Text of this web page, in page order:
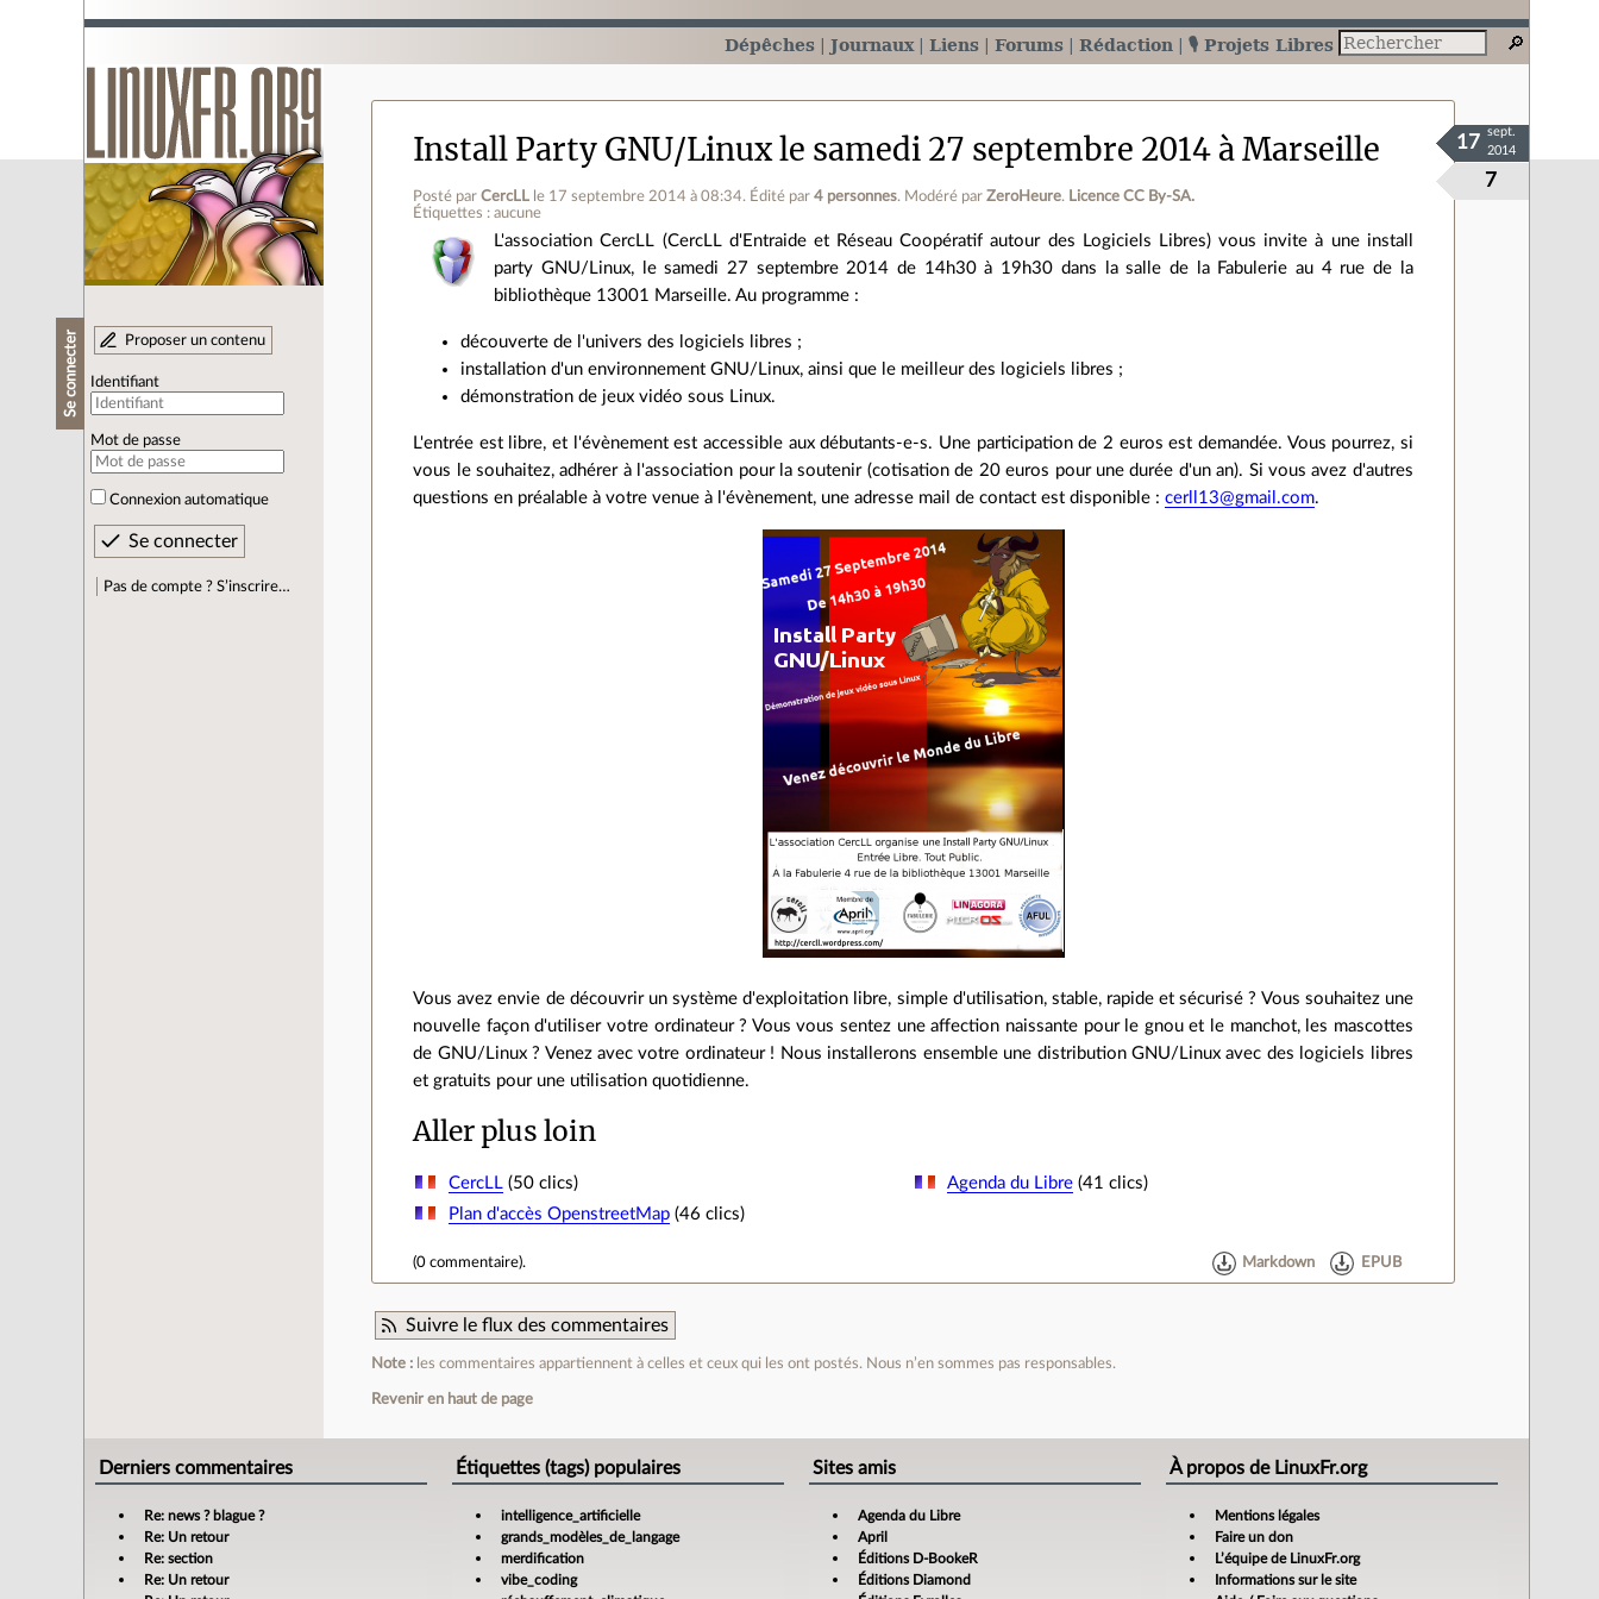
Dépêches Journaux Liens Forums Rédaction 🎙️ Projets Libres
Se connecter Proposer un contenu
Identifiant
Mot de passe
Connexion automatique
Pas de compte ? S’inscrire…
Install Party GNU/Linux le samedi 27 septembre 2014 à Marseille
Posté parCercLL le 17 septembre 2014 à 08:34. Édité par4 personnes. Modéré parZeroHeure. Licence CC By‑SA.
Étiquettes : aucune
7
17
sept.
2014
L'association CercLL (CercLL d'Entraide et Réseau Coopératif autour des Logiciels Libres) vous invite à une install
party GNU/Linux, le samedi 27 septembre 2014 de 14h30 à 19h30 dans la salle de la Fabulerie au 4 rue de la
bibliothèque 13001 Marseille. Au programme :
découverte de l'univers des logiciels libres ;
installation d'un environnement GNU/Linux, ainsi que le meilleur des logiciels libres ;
démonstration de jeux vidéo sous Linux.
L'entrée est libre, et l'évènement est accessible aux débutants-e-s. Une participation de 2 euros est demandée. Vous pourrez, si
vous le souhaitez, adhérer à l'association pour la soutenir (cotisation de 20 euros pour une durée d'un an). Si vous avez d'autres
questions en préalable à votre venue à l'évènement, une adresse mail de contact est disponible :cerll13@gmail.com.
Vous avez envie de découvrir un système d'exploitation libre, simple d'utilisation, stable, rapide et sécurisé ? Vous souhaitez une
nouvelle façon d'utiliser votre ordinateur ? Vous vous sentez une affection naissante pour le gnou et le manchot, les mascottes
de GNU/Linux ? Venez avec votre ordinateur ! Nous installerons ensemble une distribution GNU/Linux avec des logiciels libres
et gratuits pour une utilisation quotidienne.
Aller plus loin
CercLL(50 clics) Agenda du Libre (41 clics)
Plan d'accès OpenstreetMap(46 clics)
(0 commentaire). Markdown EPUB
Suivre le flux des commentaires
Note : les commentaires appartiennent à celles et ceux qui les ont postés. Nous n’en sommes pas responsables.
Revenir en haut de page
Derniers commentaires
Re: news ? blague ?
Re: Un retour
Re: section
Re: Un retour
Étiquettes (tags) populaires
intelligence_artificielle
grands_modèles_de_langage
merdification
vibe_coding
Sites amis
Agenda du Libre
April
Éditions D-BookeR
Éditions Diamond
À propos de LinuxFr.org
Mentions légales
Faire un don
L’équipe de LinuxFr.org
Informations sur le site